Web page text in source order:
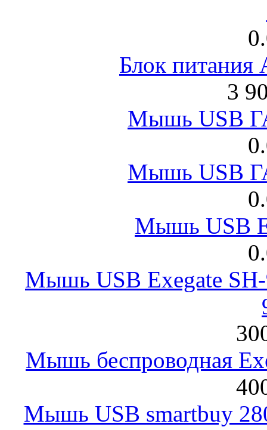
Блок питания
3
Мышь USB
Мышь USB
Мышь USB
Мышь USB Exegate
Мышь беспроводная
Мышь USB smartbuy